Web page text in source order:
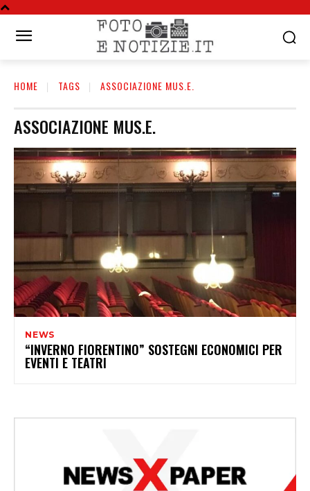
HOME TAGS ASSOCIAZIONE MUS.E.
ASSOCIAZIONE MUS.E.
NEWS
“INVERNO FIORENTINO” SOSTEGNI ECONOMICI PER
EVENTI E TEATRI